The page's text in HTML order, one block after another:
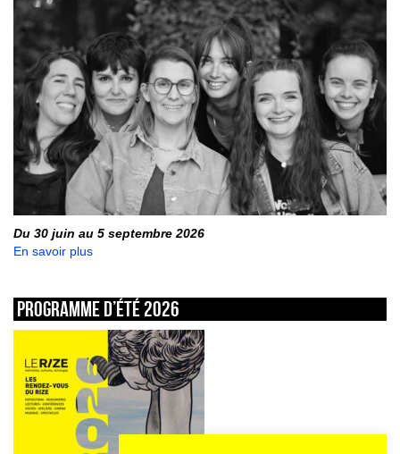
Du 30 juin au 5 septembre 2026
En savoir plus
Programme d’été 2026